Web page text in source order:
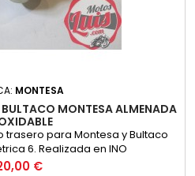
MONTESA
BULTACO MONTESA ALMENADA
trasero para Montesa y Bultaco
6. Realizada en INO
€